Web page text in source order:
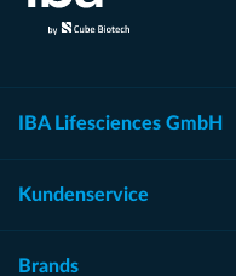
IBA Lifesciences GmbH
Kundenservice
Brands